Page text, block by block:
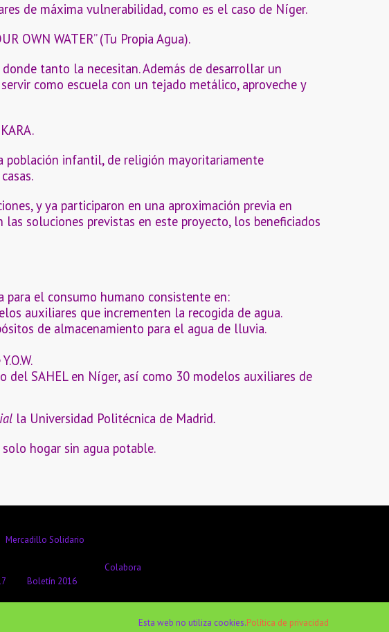
de máxima vulnerabilidad, como es el caso de Níger.
OWN WATER” (Tu Propia Agua).
tanto la necesitan. Además de desarrollar un
como escuela con un tejado metálico, aproveche y
población infantil, de religión mayoritariamente
y ya participaron en una aproximación previa en
soluciones previstas en este proyecto, los beneficiados
el consumo humano consistente en:
auxiliares que incrementen la recogida de agua.
de almacenamiento para el agua de lluvia.
del SAHEL en Níger, así como 30 modelos auxiliares de
la Universidad Politécnica de Madrid.
hogar sin agua potable.
Mercadillo Solidario
Boletín 2016
Colabora
Esta web no utiliza cookies.Política de privacidad